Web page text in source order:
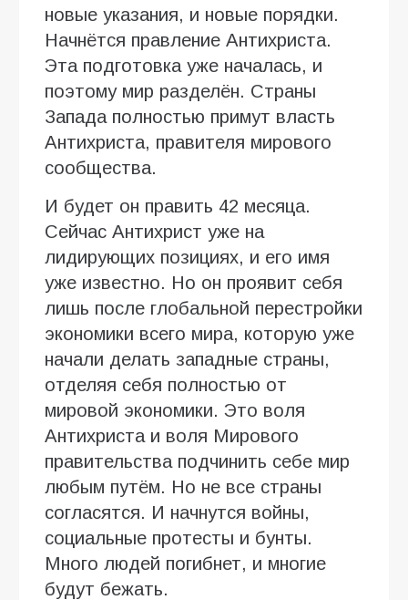
новые указания, и новые порядки.
Начнётся правление Антихриста.
Эта подготовка уже началась, и
поэтому мир разделён. Страны
Запада полностью примут власть
Антихриста, правителя мирового
сообщества.
И будет он править 42 месяца.
Сейчас Антихрист уже на
лидирующих позициях, и его имя
уже известно. Но он проявит себя
лишь после глобальной перестройки
экономики всего мира, которую уже
начали делать западные страны,
отделяя себя полностью от
мировой экономики. Это воля
Антихриста и воля Мирового
правительства подчинить себе мир
любым путём. Но не все страны
согласятся. И начнутся войны,
социальные протесты и бунты.
Много людей погибнет, и многие
будут бежать.